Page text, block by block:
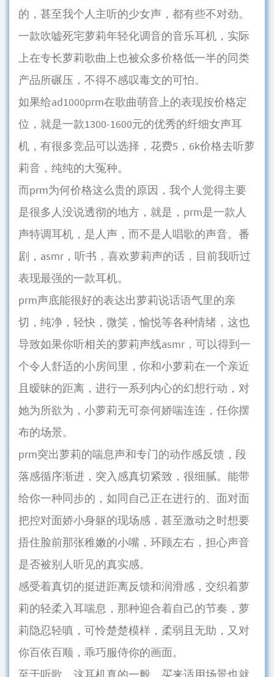
的，甚至我个人主听的少女声，都有些不对劲。
一款吹嘘死宅萝莉年轻化调音的音乐耳机，实际
上在专长萝莉歌曲上也被众多价格低一半的同类
产品所碾压，不得不感叹毒文的可怕。
如果给ad1000prm在歌曲萌音上的表现按价格定
位，就是一款1300-1600元的优秀的纤细女声耳
机，有很多竞品可以选择，花费5，6k价格去听萝
莉音，纯纯的大冤种。
而prm为何价格这么贵的原因，我个人觉得主要
是很多人没说透彻的地方，就是，prm是一款人
声特调耳机，是人声，而不是人唱歌的声音。番
剧，asmr，听书，喜欢萝莉声的话，目前我听过
表现最强的一款耳机。
prm声底能很好的表达出萝莉说话语气里的亲
切，纯净，轻快，微笑，愉悦等各种情绪，这也
导致如果你听相关的萝莉声线asmr，可以得到一
个令人舒适的小房间里，你和小萝莉在一个亲近
且暧昧的距离，进行一系列内心的幻想行动，对
她为所欲为，小萝莉无可奈何娇喘连连，任你摆
布的场景。
prm突出萝莉的喘息声和专门的动作感反馈，段
落感循序渐进，突入感真切紧致，很细腻。能带
给你一种同步的，如同自己正在进行的、面对面
把控对面娇小身躯的现场感，甚至激动之时想要
捂住脸前那张稚嫩的小嘴，环顾左右，担心声音
是否被别人听见的真实感。
感受着真切的挺进距离反馈和润滑感，交织着萝
莉的轻柔入耳喘息，那种迎合着自己的节奏，萝
莉隐忍轻嗔，可怜楚楚模样，柔弱且无助，又对
你百依百顺，乖巧服侍你的画面。